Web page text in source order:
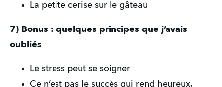
La petite cerise sur le gâteau
7) Bonus : quelques principes que j’avais
oubliés
Le stress peut se soigner
Ce n’est pas le succès qui rend heureux,